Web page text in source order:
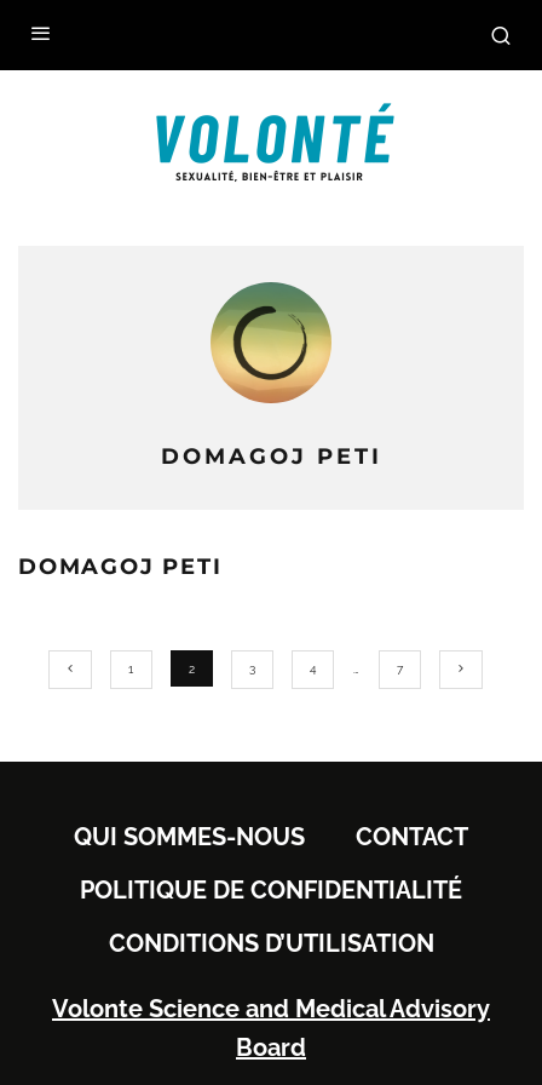
DOMAGOJ PETI
DOMAGOJ PETI
1 2 3 4 7
QUI SOMMES-NOUS
CONTACT
POLITIQUE DE CONFIDENTIALITÉ
CONDITIONS D’UTILISATION
Volonte Science and Medical Advisory
Board